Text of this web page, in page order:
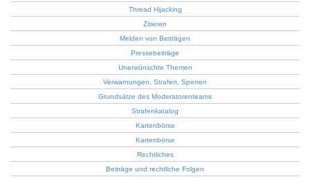
Thread Hijacking
Zitieren
Melden von Beiträgen
Pressebeiträge
Unerwünschte Themen
Verwarnungen, Strafen, Sperren
Grundsätze des Moderatorenteams
Strafenkatalog
Kartenbörse
Kartenbörse
Rechtliches
Beiträge und rechtliche Folgen